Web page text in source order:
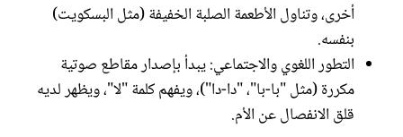
أخرى، وتناول الأطعمة الصلبة الخفيفة (مثل البسكويت)
بنفسه.
التطور اللغوي والاجتماعي: يبدأ بإصدار مقاطع صوتية
مكررة (مثل "با-با"، "دا-دا")، ويفهم كلمة "لا"، ويظهر لديه
قلق الانفصال عن الأم.